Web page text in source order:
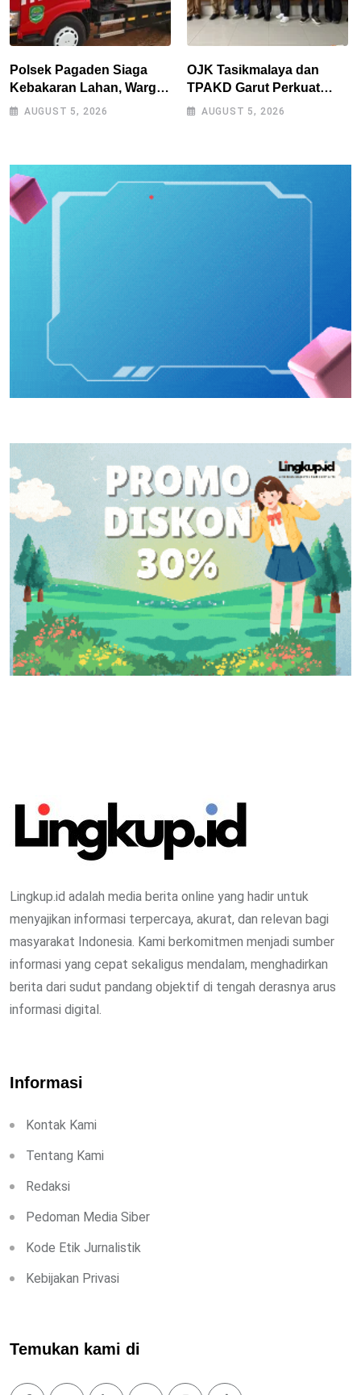
Polsek Pagaden Siaga
Kebakaran Lahan, Warga
Diimbau Tak Bakar
AUGUST 5, 2026
OJK Tasikmalaya dan
TPAKD Garut Perkuat
UMKM melalui Program
AUGUST 5, 2026
Lingkup.id adalah media berita online yang hadir untuk
menyajikan informasi terpercaya, akurat, dan relevan bagi
masyarakat Indonesia. Kami berkomitmen menjadi sumber
informasi yang cepat sekaligus mendalam, menghadirkan
berita dari sudut pandang objektif di tengah derasnya arus
informasi digital.
Informasi
Kontak Kami
Tentang Kami
Redaksi
Pedoman Media Siber
Kode Etik Jurnalistik
Kebijakan Privasi
Temukan kami di